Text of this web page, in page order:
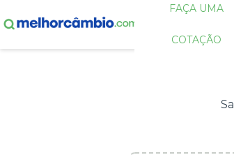
FAÇA UMA
COTAÇÃO